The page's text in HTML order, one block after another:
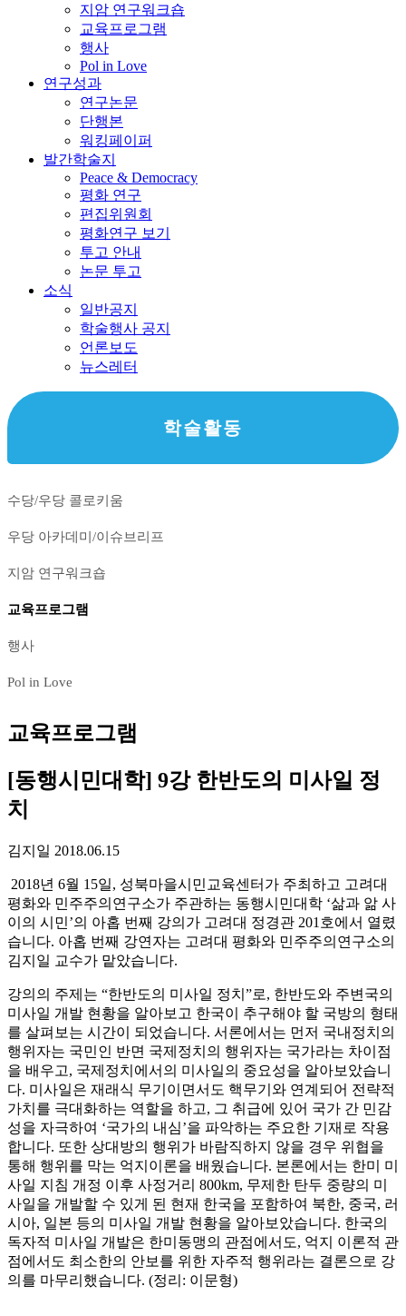
지암 연구워크숍
교육프로그램
행사
Pol in Love
연구성과
연구논문
단행본
워킹페이퍼
발간학술지
Peace & Democracy
평화 연구
편집위원회
평화연구 보기
투고 안내
논문 투고
소식
일반공지
학술행사 공지
언론보도
뉴스레터
학술활동
수당/우당 콜로키움
우당 아카데미/이슈브리프
지암 연구워크숍
교육프로그램
행사
Pol in Love
교육프로그램
[동행시민대학] 9강 한반도의 미사일 정
치
김지일 2018.06.15
2018년 6월 15일, 성북마을시민교육센터가 주최하고 고려대
평화와 민주주의연구소가 주관하는 동행시민대학 ‘삶과 앎 사
이의 시민’의 아홉 번째 강의가 고려대 정경관 201호에서 열렸
습니다. 아홉 번째 강연자는 고려대 평화와 민주주의연구소의
김지일 교수가 맡았습니다.
강의의 주제는 “한반도의 미사일 정치”로, 한반도와 주변국의
미사일 개발 현황을 알아보고 한국이 추구해야 할 국방의 형태
를 살펴보는 시간이 되었습니다. 서론에서는 먼저 국내정치의
행위자는 국민인 반면 국제정치의 행위자는 국가라는 차이점
을 배우고, 국제정치에서의 미사일의 중요성을 알아보았습니
다. 미사일은 재래식 무기이면서도 핵무기와 연계되어 전략적
가치를 극대화하는 역할을 하고, 그 취급에 있어 국가 간 민감
성을 자극하여 ‘국가의 내심’을 파악하는 주요한 기재로 작용
합니다. 또한 상대방의 행위가 바람직하지 않을 경우 위협을
통해 행위를 막는 억지이론을 배웠습니다. 본론에서는 한미 미
사일 지침 개정 이후 사정거리 800km, 무제한 탄두 중량의 미
사일을 개발할 수 있게 된 현재 한국을 포함하여 북한, 중국, 러
시아, 일본 등의 미사일 개발 현황을 알아보았습니다. 한국의
독자적 미사일 개발은 한미동맹의 관점에서도, 억지 이론적 관
점에서도 최소한의 안보를 위한 자주적 행위라는 결론으로 강
의를 마무리했습니다. (정리: 이문형)